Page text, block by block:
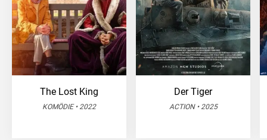
The Lost King
KOMÖDIE • 2022
Der Tiger
ACTION • 2025